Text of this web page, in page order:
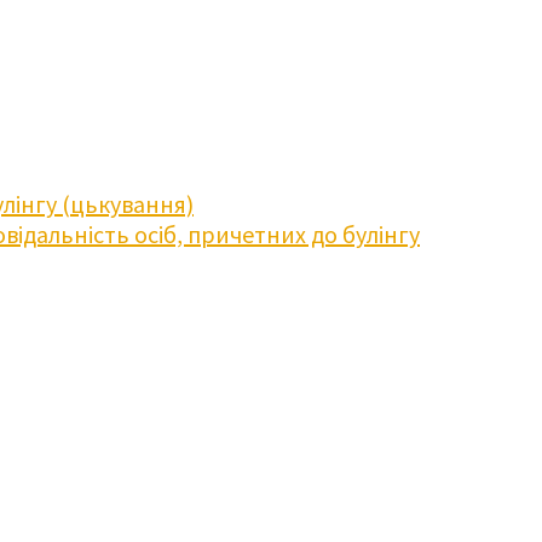
(цькування)
осіб, причетних до булінгу